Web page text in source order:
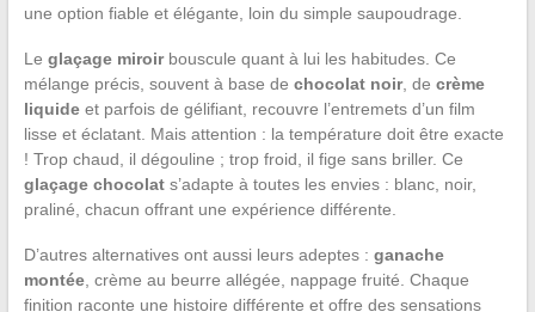
une option fiable et élégante, loin du simple saupoudrage.
Le glaçage miroirbouscule quant à lui les habitudes. Ce
mélange précis, souvent à base de chocolat noir, de crème
liquideet parfois de gélifiant, recouvre l’entremets d’un film
lisse et éclatant. Mais attention : la température doit être exacte
! Trop chaud, il dégouline ; trop froid, il fige sans briller. Ce
glaçage chocolats’adapte à toutes les envies : blanc, noir,
praliné, chacun offrant une expérience différente.
D’autres alternatives ont aussi leurs adeptes : ganache
montée, crème au beurre allégée, nappage fruité. Chaque
finition raconte une histoire différente et offre des sensations